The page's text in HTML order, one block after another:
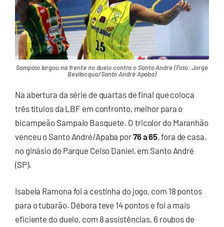
Sampaio largou na frente no duelo contra o Santo André (Foto: Jorge
Bevilacqua/Santo André Apaba)
Na abertura da série de quartas de final que coloca
três títulos da LBF em confronto, melhor para o
bicampeão Sampaio Basquete. O tricolor do Maranhão
venceu o Santo André/Apaba por76 a 65, fora de casa,
no ginásio do Parque Celso Daniel, em Santo André
(SP).
Isabela Ramona foi a cestinha do jogo, com 18 pontos
para o tubarão. Débora teve 14 pontos e foi a mais
eficiente do duelo, com 8 assistências, 6 roubos de